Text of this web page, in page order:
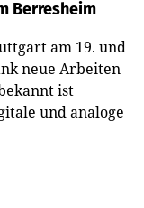
Berresheim
am 19. und
neue Arbeiten
ist
und analoge